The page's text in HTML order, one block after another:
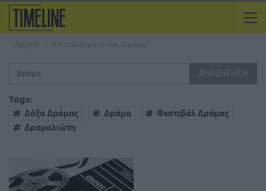
Αρχική Αποτελέσματα για “Δράμα”
Tags:
Δόξα Δράμας Δράμα
Φεστιβάλ Δράμας
Δραμαλιώτη